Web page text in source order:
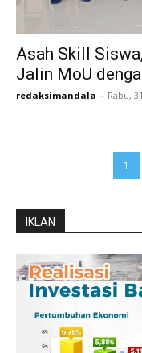
Asah Skill
Jalin MoU
redaksimandala - Rabu,
1
IKLAN